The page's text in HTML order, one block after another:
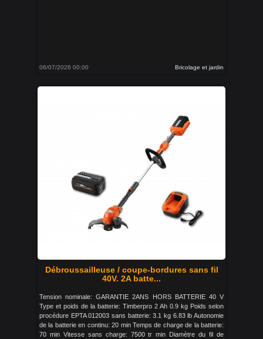
06/07/2026 00:00 Bricolage et jardin
Débroussailleuse / coupe-bordures sans fil
40V. 2A batte...
Tension nominale: GARANTIE 2ANS HORS BATTERIE 40 V
Type et poids de la batterie: Timberpro 2 Ah 0.9 kg Poids selon
procédure EPTA 012003 sans batterie: 3.1 kg 6.83 lb Autonomie
de la batterie en continu: 20 min Temps de charge de la batterie:
70 min Vitesse sans charge: 7500 tr min Diamètre du fil de